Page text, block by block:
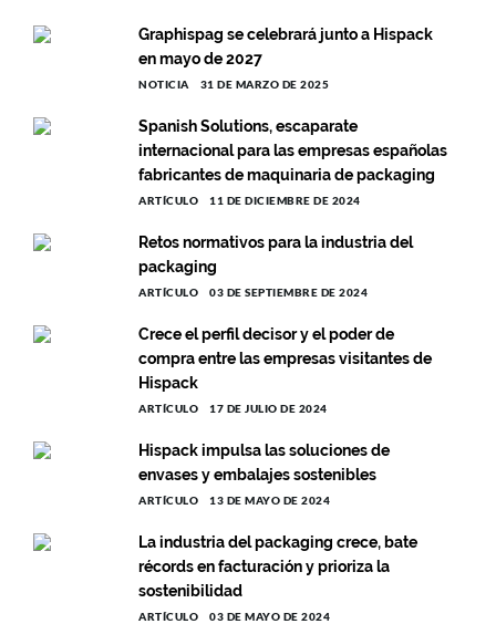
Graphispag se celebrará junto a Hispack
en mayo de 2027
NOTICIA 31 DE MARZO DE 2025
Spanish Solutions, escaparate
internacional para las empresas españolas
fabricantes de maquinaria de packaging
ARTÍCULO 11 DE DICIEMBRE DE 2024
Retos normativos para la industria del
packaging
ARTÍCULO 03 DE SEPTIEMBRE DE 2024
Crece el perfil decisor y el poder de
compra entre las empresas visitantes de
Hispack
ARTÍCULO 17 DE JULIO DE 2024
Hispack impulsa las soluciones de
envases y embalajes sostenibles
ARTÍCULO 13 DE MAYO DE 2024
La industria del packaging crece, bate
récords en facturación y prioriza la
sostenibilidad
ARTÍCULO 03 DE MAYO DE 2024